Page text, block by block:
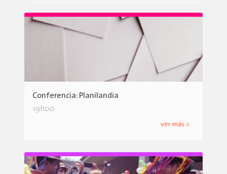
Conferencia: Planilandia
19h00
ver más >